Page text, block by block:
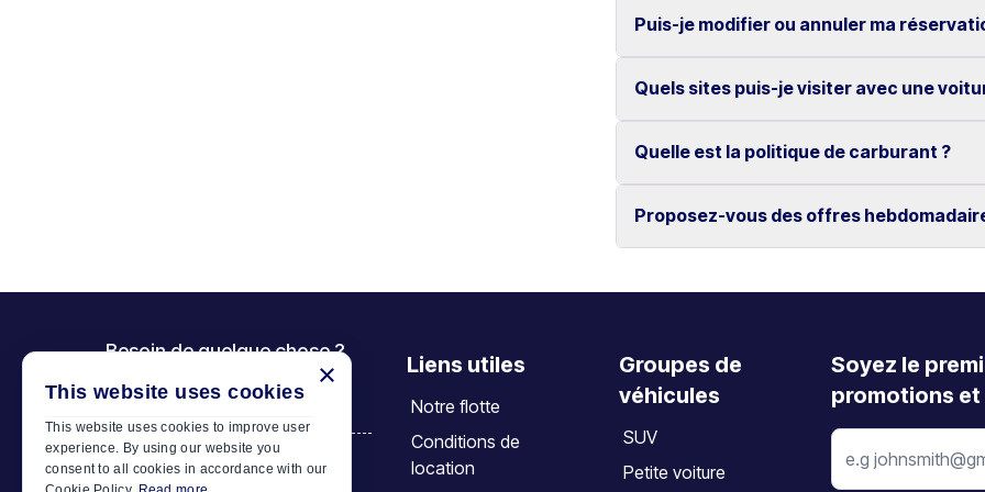
Si nécessaire, un véhicule de remplacement
Non, tous nos véhicules bénéficient du
Puis-je modifier ou annuler ma
Oui, les modifications et annulations sont
L’annulation doit être effectuée au moins 2
Quels sites puis-je visiter avec une
Découvrez des lieux emblématiques tels
Quelle est la politique de carburant ?
Le véhicule doit être restitué avec le même
Proposez-vous des offres
Oui, nous proposons des tarifs
Besoin de quelque chose ?
Appelez-nous
+30 6944 833 391
Liens utiles
Notre flotte
Conditions de
location
Groupes de
véhicules
SUV
Petite voiture
Soyez le
promotions
×
This website uses cookies
This website uses cookies to improve user
experience. By using our website you
consent to all cookies in accordance with our